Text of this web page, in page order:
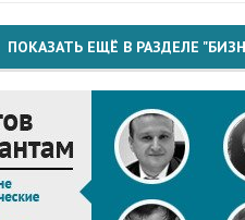
ПОКАЗАТЬ ЕЩЁ В РАЗДЕЛЕ